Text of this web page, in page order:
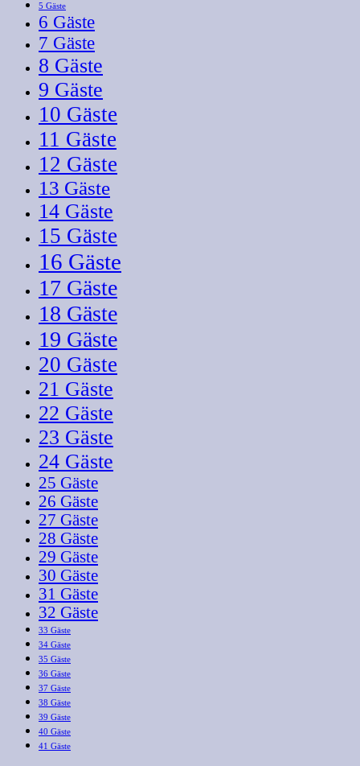
5 Gäste
6 Gäste
7 Gäste
8 Gäste
9 Gäste
10 Gäste
11 Gäste
12 Gäste
13 Gäste
14 Gäste
15 Gäste
16 Gäste
17 Gäste
18 Gäste
19 Gäste
20 Gäste
21 Gäste
22 Gäste
23 Gäste
24 Gäste
25 Gäste
26 Gäste
27 Gäste
28 Gäste
29 Gäste
30 Gäste
31 Gäste
32 Gäste
33 Gäste
34 Gäste
35 Gäste
36 Gäste
37 Gäste
38 Gäste
39 Gäste
40 Gäste
41 Gäste